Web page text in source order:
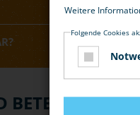
BETEILIGTE
Weitere
Folgende Cookies